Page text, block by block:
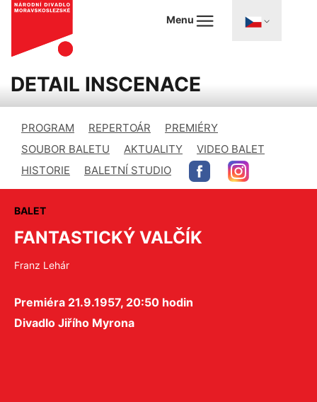
Menu
DETAIL INSCENACE
PROGRAM REPERTOÁR
PREMIÉRY
SOUBOR BALETU
AKTUALITY
VIDEO BALET
HISTORIE
BALETNÍ STUDIO
BALET
FANTASTICKÝ VALČÍK
Franz Lehár
Premiéra 21.9.1957, 20:50 hodin
Divadlo Jiřího Myrona